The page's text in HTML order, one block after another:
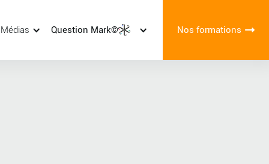
Question Mark© Nos formations